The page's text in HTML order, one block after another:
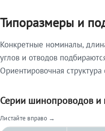
Типоразмеры и
Конкретные номиналы,
углов и отводов
Ориентировочная
Серии шинопроводов и
Листайте вправо →